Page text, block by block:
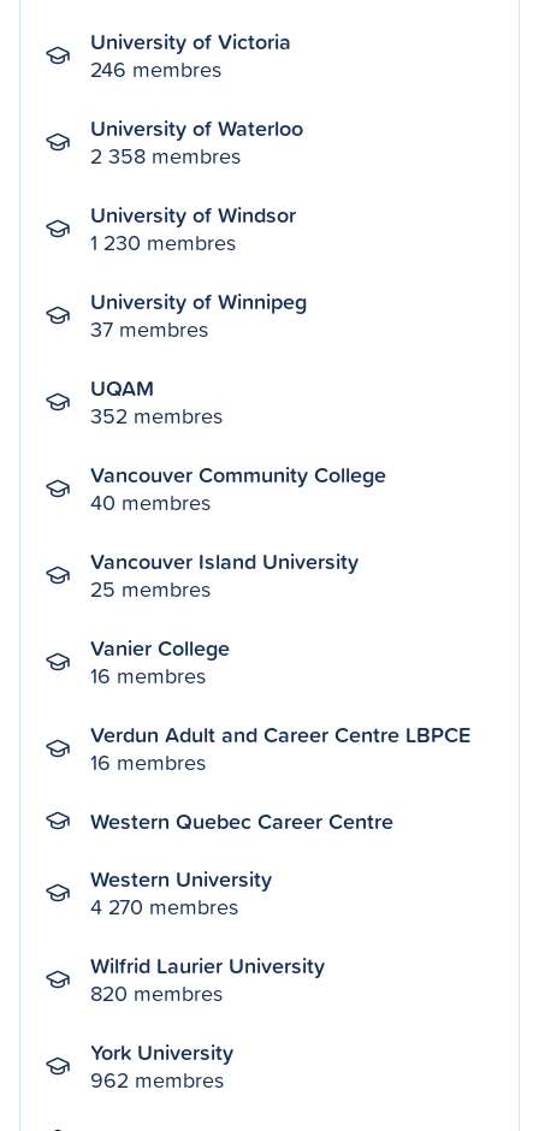
University of Victoria
246 membres
University of Waterloo
2 358 membres
University of Windsor
1 230 membres
University of Winnipeg
37 membres
UQAM
352 membres
Vancouver Community College
40 membres
Vancouver Island University
25 membres
Vanier College
16 membres
Verdun Adult and Career Centre LBPCE
16 membres
Western Quebec Career Centre
Western University
4 270 membres
Wilfrid Laurier University
820 membres
York University
962 membres